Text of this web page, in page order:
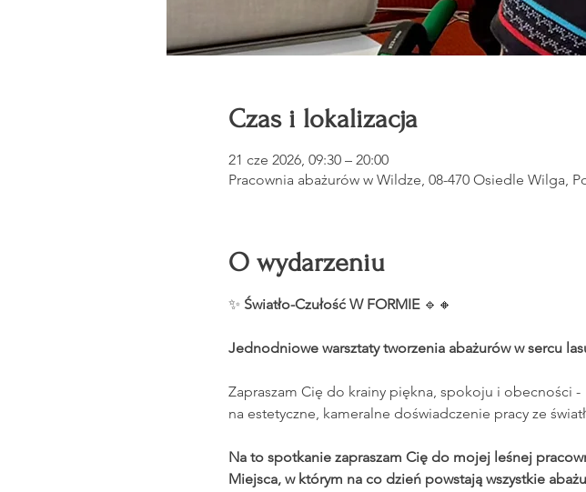
Czas i lokalizacja
21 cze 2026, 09:30 – 20:00
Pracownia abażurów w Wildze, 08-470 Osiedle Wilga,
O wydarzeniu
✨ Światło-Czułość W FORMIE 🔹🔸
Jednodniowe warsztaty tworzenia abażurów w sercu
Zapraszam Cię do krainy piękna, spokoju i obecności -
na estetyczne, kameralne doświadczenie pracy ze
Na to spotkanie zapraszam Cię do mojej leśnej
Miejsca, w którym na co dzień powstają wszystkie